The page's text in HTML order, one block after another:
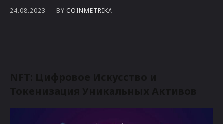
24.08.2023 BY COINMETRIKA